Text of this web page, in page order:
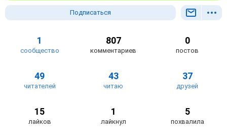
Подписаться
1
сообщество
807
комментариев
0
постов
49
читателей
43
читаю
37
друзей
15
лайков
1
лайкнул
5
похвалила